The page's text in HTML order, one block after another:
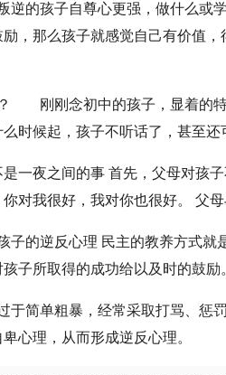
逆的孩子自尊心更强，做什么或
，那么孩子就感觉自己有价值
刚刚念初中的孩子，显着的特
时候起，孩子不听话了，甚至还
一夜之间的事 首先，父母对孩
对我很好，我对你也很好。 父母
子的逆反心理 民主的教养方式
子所取得的成功给以及时的鼓励
于简单粗暴，经常采取打骂、惩
心理，从而形成逆反心理。